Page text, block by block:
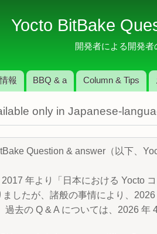
イ
コ
テ
ツ
に
移
動
Yocto BitBake
開発者による開発
報 BBQ & a Column & Tips
only in Japanese-
Question & answer（以下、
2017 年より「日本における Yocto
ましたが、諸般の事情により、
過去の Q & A については、2026